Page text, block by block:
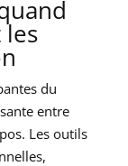
du
entre
Les outils